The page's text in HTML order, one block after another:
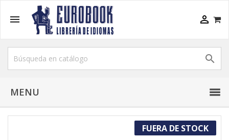
 

MENU
FUERA DE STOCK